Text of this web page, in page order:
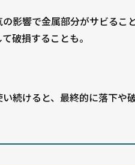
影響で金属部分がサビるこ
破損することも。
続けると、最終的に落下や